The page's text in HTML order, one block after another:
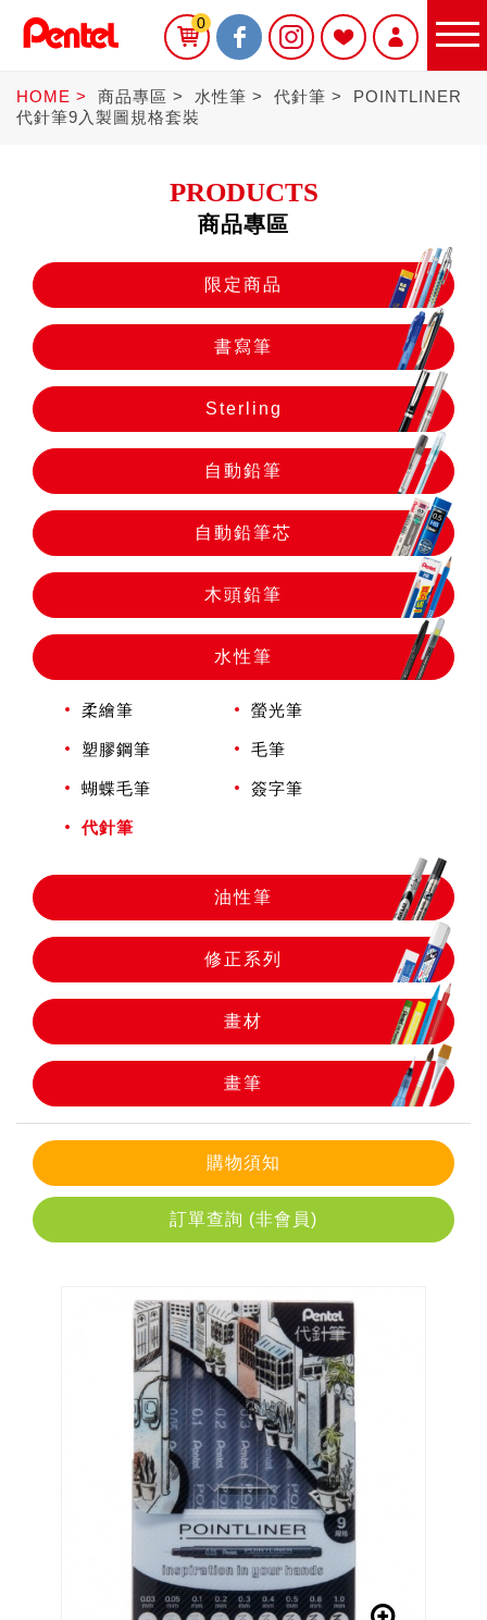
限定商品
書寫筆
Sterling
自動鉛筆
自動鉛筆芯
木頭鉛筆
畫材
畫筆
0
HOME 商品專區 水性筆 代針筆
POINTLINER
代針筆9入製圖規格套裝
PRODUCTS
商品專區
限定商品
書寫筆
Sterling
自動鉛筆
自動鉛筆芯
木頭鉛筆
水性筆
柔繪筆 螢光筆
塑膠鋼筆 毛筆
蝴蝶毛筆 簽字筆
代針筆
油性筆
修正系列
畫材
畫筆
購物須知
訂單查詢 (非會員)